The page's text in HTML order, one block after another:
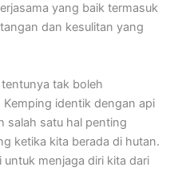
yang baik termasuk
dan kesulitan yang
tak boleh
identik dengan api
salah satu hal penting
ketika kita berada di hutan.
menjaga diri kita dari